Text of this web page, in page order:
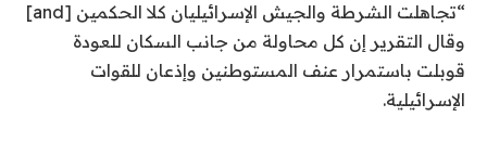
“تجاهلت الشرطة والجيش الإسرائيليان كلا الحكمين [and]
وقال التقرير إن كل محاولة من جانب السكان للعودة
قوبلت باستمرار عنف المستوطنين وإذعان للقوات
الإسرائيلية.